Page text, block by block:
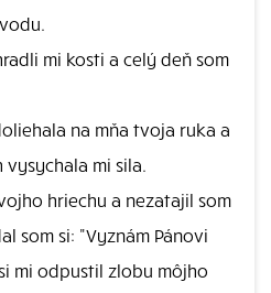
mi kosti a celý deň som
na mňa tvoja ruka a
mi sila.
hriechu a nezatajil som
som si: "Vyznám Pánovi
mi odpustil zlobu môjho